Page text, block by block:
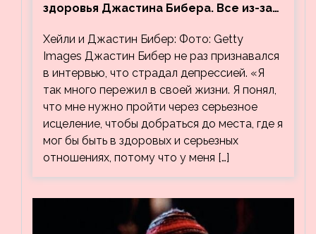
здоровья Джастина Бибера. Все из-за
Хейли
Хейли и Джастин Бибер: Фото: Getty
Images Джастин Бибер не раз признавался
в интервью, что страдал депрессией. «Я
так много пережил в своей жизни. Я понял,
что мне нужно пройти через серьезное
исцеление, чтобы добраться до места, где я
мог бы быть в здоровых и серьезных
отношениях, потому что у меня […]